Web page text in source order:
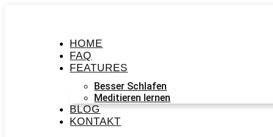
HOME
FAQ
FEATURES
Besser Schlafen
Meditieren lernen
BLOG
KONTAKT